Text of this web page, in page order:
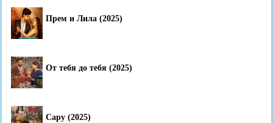
Прем и Лила (2025)
От тебя до тебя (2025)
Сару (2025)